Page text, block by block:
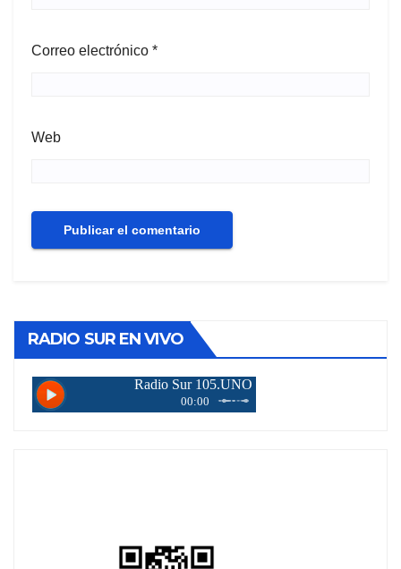
Correo electrónico *
Web
RADIO SUR EN VIVO